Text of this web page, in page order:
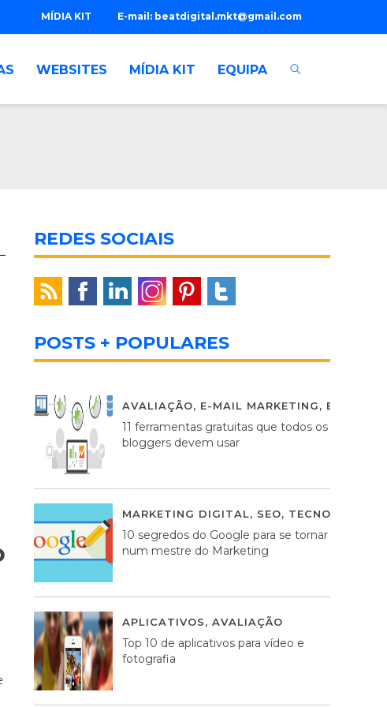
E-mail: beatdigital.mkt@gmail.com
MÍDIA KIT
WEBSITES MÍDIA KIT EQUIPA
REDES SOCIAIS
POSTS + POPULARES
AVALIAÇÃO, E-MAIL MARKETING,
11 ferramentas gratuitas que todos os
bloggers devem usar
MARKETING DIGITAL, SEO, TECNOLOGIA
10 segredos do Google para se tornar
num mestre do Marketing
APLICATIVOS, AVALIAÇÃO
Top 10 de aplicativos para vídeo e
fotografia